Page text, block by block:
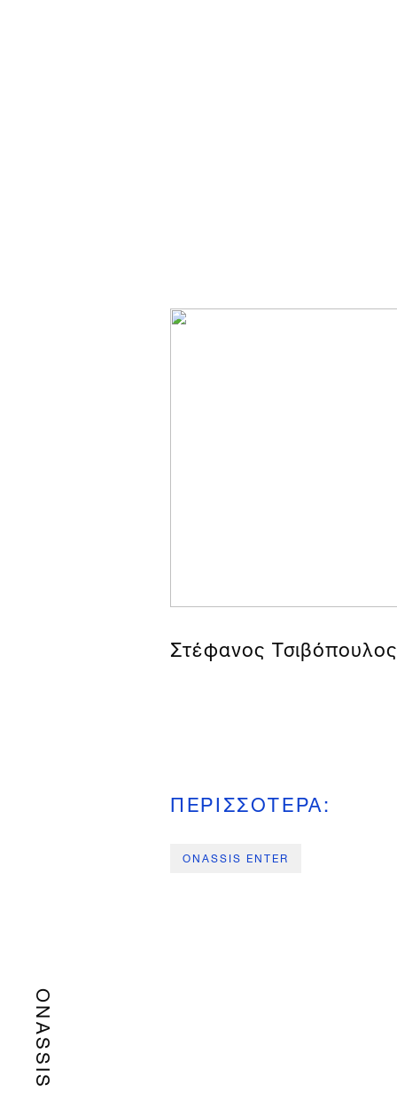
ONASSIS
Στέφανος Τσιβόπουλος
ΠΕΡΙΣΣΟΤΕΡΑ:
ONASSIS ENTER